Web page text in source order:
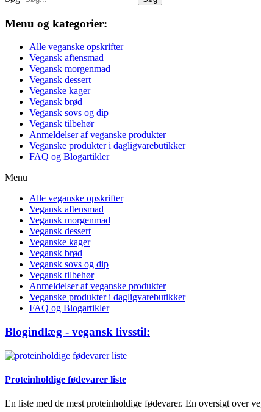
Menu og kategorier:
Alle veganske opskrifter
Vegansk aftensmad
Vegansk morgenmad
Vegansk dessert
Veganske kager
Vegansk brød
Vegansk sovs og dip
Vegansk tilbehør
Anmeldelser af veganske produkter
Veganske produkter i dagligvarebutikker
FAQ og Blogartikler
Menu
Alle veganske opskrifter
Vegansk aftensmad
Vegansk morgenmad
Vegansk dessert
Veganske kager
Vegansk brød
Vegansk sovs og dip
Vegansk tilbehør
Anmeldelser af veganske produkter
Veganske produkter i dagligvarebutikker
FAQ og Blogartikler
Blogindlæg - vegansk livsstil:
Proteinholdige fødevarer liste
En liste med de mest proteinholdige fødevarer. En oversigt over